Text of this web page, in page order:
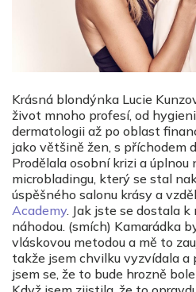
Krásná blondýnka Lucie
život mnoho profesí, od
dermatologii až po oblast
jako většině žen, s příchodem
Prodělala osobní krizi a úplnou
microbladingu, který se stal
úspěšného salonu krásy a
Academy. Jak jste se dostala
náhodou. (smích) Kamarádka
vláskovou metodou a mě to
takže jsem chvilku vyzvídala a
jsem se, že to bude hrozně